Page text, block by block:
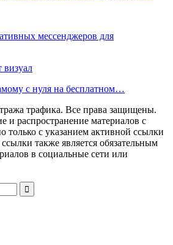
мессенджеров для
визуал
с нуля на бесплатном…
трафика. Все права защищены.
и распространение материалов с
только с указанием активной ссылки
также является обязательным
в социальные сети или